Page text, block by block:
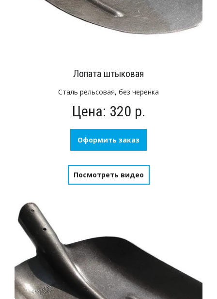
Лопата штыковая
Сталь рельсовая, без черенка
Цена: 320 р.
Оформить заказ
Посмотреть видео